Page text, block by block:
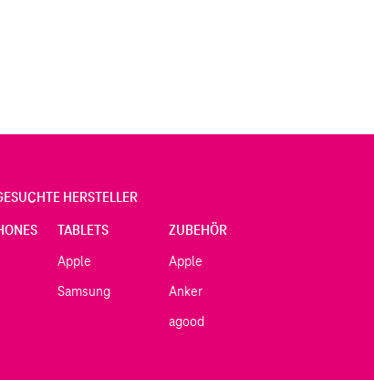
HERSTELLER
TABLETS
Apple
Samsung
ZUBEHÖR
Apple
Anker
agood